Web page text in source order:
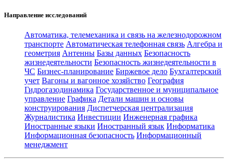
Направление исследований
Автоматика, телемеханика и связь на железнодорожном
транспорте Автоматическая телефонная связь Алгебра и
геометрия Антенны Базы данных Безопасность
жизнедеятельности Безопасность жизнедеятельности в
ЧС Бизнес-планирование Биржевое дело Бухгалтерский
учет Вагоны и вагонное хозяйство География
Гидрогазодинамика Государственное и муниципальное
управление Графика Детали машин и основы
конструирования Диспетчерская централизация
Журналистика Инвестиции Инженерная графика
Иностранные языки Иностранный язык Информатика
Информационная безопасность Информационный
менеджмент